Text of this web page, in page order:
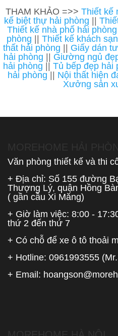
THAM KHẢO =>> Thiết kế
kế biệt thự hải phòng
Thiết kế nhà phố hải phòng
phòng
Thiết kế khách
thất hải phòng
Giấy dán
hải phòng
Giường ngủ
hải phòng
Tủ bếp đẹp hải
hải phòng
Nội thất hiện
Xưởng sản
Văn phòng thiết kế và thi
+ Địa chỉ: Số 155 đường
Thượng Lý, quận Hồng
( gần cầu Xi Măng)
+ Giờ làm việc: 8:00 -
thứ 2 đến thứ 7
+ Có chỗ để xe ô tô thoải
+ Hotline: 0961993555
+ Email: